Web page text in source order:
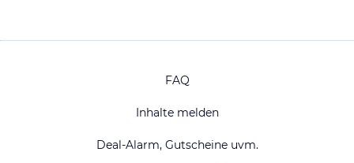
FAQ
Inhalte melden
Deal-Alarm, Gutscheine uvm.